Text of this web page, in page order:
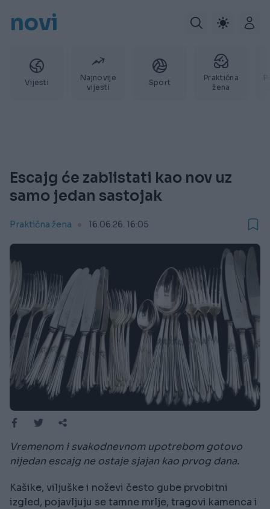
novi
Vijesti
Najnovije
vijesti
Sport
Praktična
žena
Escajg će zablistati kao nov uz
samo jedan sastojak
Praktična žena 16.06.26. 16:05
Vremenom i svakodnevnom upotrebom gotovo
nijedan escajg ne ostaje sjajan kao prvog dana.
Kašike, viljuške i noževi često gube prvobitni
izgled, pojavljuju se tamne mrlje, tragovi kamenca i